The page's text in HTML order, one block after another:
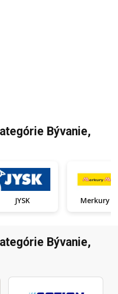
Bývanie,
JYSK
Bývanie,